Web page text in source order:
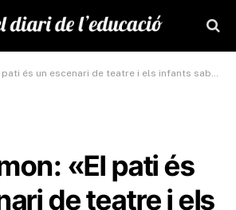
de teatre i els infants saben perfectament que és una ficció del món futur”
«El pati és
de teatre i els